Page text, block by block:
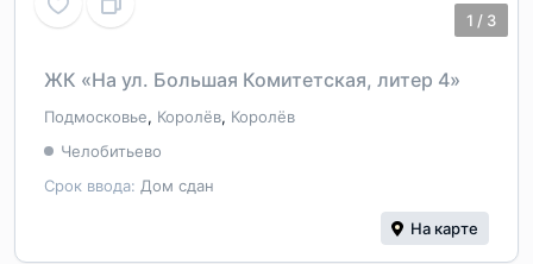
1 / 3
ЖК «На ул. Большая Комитетская, литер 4»
Подмосковье, Королёв, Королёв
Срок ввода: Дом сдан
Челобитьево
На карте